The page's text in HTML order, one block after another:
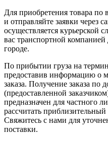
Для приобретения товара
и отправляйте заявки через
осуществляется курьерской
вас транспортной
городе.
По прибытии груза на
предоставив информацию о
заказа. Получение заказа по
(предоставленной
предназначен для частного
рассчитать
Свяжитесь с нами для
поставки.